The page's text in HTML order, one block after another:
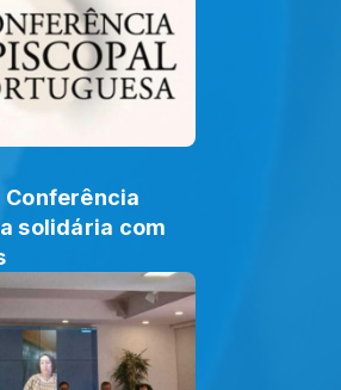
Conferência
solidária com